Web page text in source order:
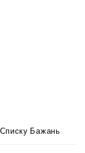
Бажань